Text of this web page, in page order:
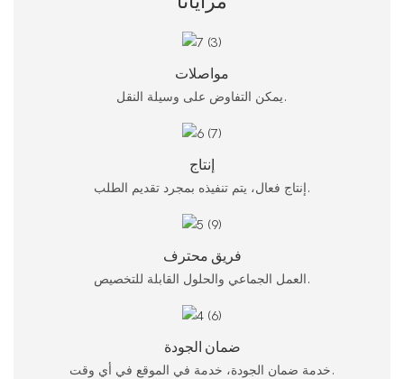
مواصلات
يمكن التفاوض على وسيلة النقل.
إنتاج
إنتاج فعال، يتم تنفيذه بمجرد تقديم الطلب.
فريق محترف
العمل الجماعي والحلول القابلة للتخصيص.
ضمان الجودة
خدمة ضمان الجودة، خدمة في الموقع في أي وقت.